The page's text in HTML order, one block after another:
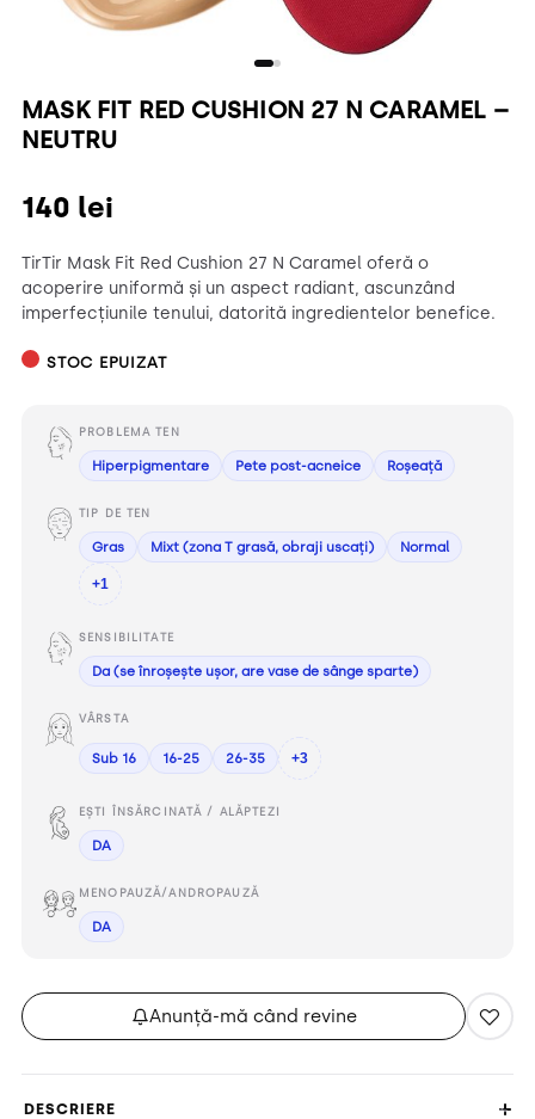
MASK FIT RED CUSHION 27 N CARAMEL –
NEUTRU
140 lei
TirTir Mask Fit Red Cushion 27 N Caramel oferă o
acoperire uniformă și un aspect radiant, ascunzând
imperfecțiunile tenului, datorită ingredientelor benefice.
STOC EPUIZAT
PROBLEMA TEN
Hiperpigmentare Pete post-acneice Roșeață
TIP DE TEN
Gras Mixt (zona T grasă, obraji uscați) Normal
+1
SENSIBILITATE
Da (se înroșește ușor, are vase de sânge sparte)
VÂRSTA
Sub 16 16-25 26-35 +3
EȘTI ÎNSĂRCINATĂ / ALĂPTEZI
DA
MENOPAUZĂ/ANDROPAUZĂ
DA
Anunță-mă când revine
DESCRIERE